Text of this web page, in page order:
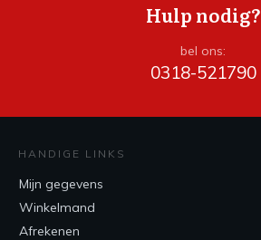
Hulp nodig?
bel ons:
0318-521790
HANDIGE LINKS
Mijn gegevens
Winkelmand
Afrekenen